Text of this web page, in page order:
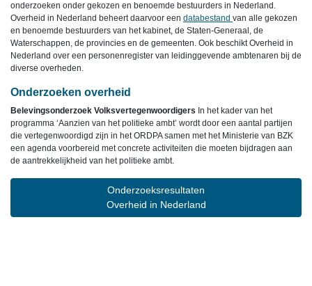
onderzoeken onder gekozen en benoemde bestuurders in Nederland.
Overheid in Nederland beheert daarvoor een databestand van alle gekozen
en benoemde bestuurders van het kabinet, de Staten-Generaal, de
Waterschappen, de provincies en de gemeenten. Ook beschikt Overheid in
Nederland over een personenregister van leidinggevende ambtenaren bij de
diverse overheden.
Onderzoeken overheid
Belevingsonderzoek Volksvertegenwoordigers In het kader van het
programma ‘Aanzien van het politieke ambt’ wordt door een aantal partijen
die vertegenwoordigd zijn in het ORDPA samen met het Ministerie van BZK
een agenda voorbereid met concrete activiteiten die moeten bijdragen aan
de aantrekkelijkheid van het politieke ambt.
Onderzoeksresultaten
Overheid in Nederland